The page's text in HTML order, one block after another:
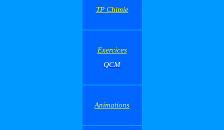
TP Chimie
Exercices
QCM
Animations